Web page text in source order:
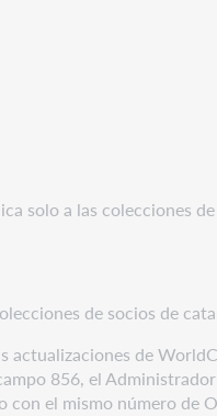
solo a las colecciones
de socios de
de
856, el
el mismo número de